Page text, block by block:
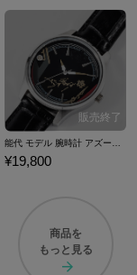
能代 モデル 腕時計 アズールレーン
¥19,800
商品を
もっと見る